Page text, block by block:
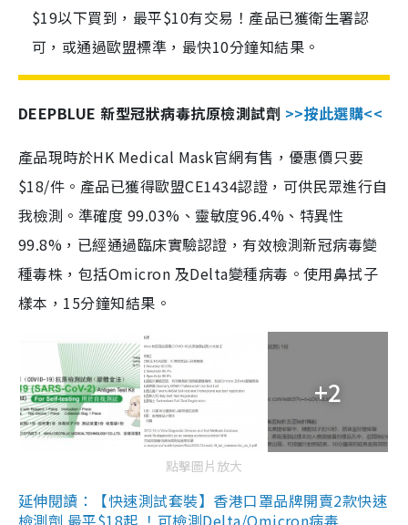
$19以下買到，最平$10有交易！產品已獲衛生署認
可，或通過歐盟標準，最快10分鐘知結果。
DEEPBLUE 新型冠狀病毒抗原檢測試劑 >>按此選購<<
產品現時於HK Medical Mask官網有售，優惠價只要
$18/件。產品已獲得歐盟CE1434認證，可供民眾進行自
我檢測。準確度 99.03%、靈敏度96.4%、特異性
99.8%，已經通過臨床實驗認證，有效檢測新冠病毒變
種毒株，包括Omicron 及Delta變種病毒。使用鼻拭子
樣本，15分鐘知結果。
+2
點擊圖片放大
延伸閱讀：【快速測試套裝】香港口罩品牌開賣2款快速
檢測劑 最平$18起 ！可檢測Delta/Omicron病毒